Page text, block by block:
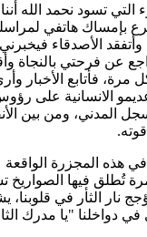
تسود نحمد الله أننا
بإمساك هاتفي
وأتفقد الأصدقاء
عن فرحتي بالنجاة
فأتابع الأخبار
الانسانية على
المدني، ومن بين
هذه المجزرة
تُطلق فيها الصواريخ
نار الثأر في
في دواخلنا "يا مدرك